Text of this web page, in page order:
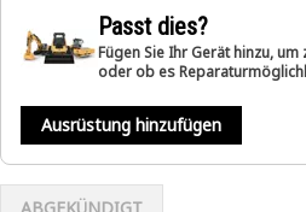
Passt dies?
Fügen Sie Ihr Gerät hinzu,
oder ob es
Ausrüstung hinzufügen